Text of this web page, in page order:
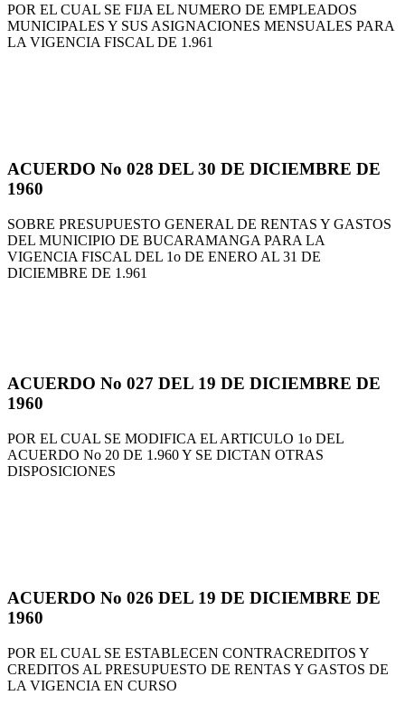
POR EL CUAL SE FIJA EL NUMERO DE EMPLEADOS
MUNICIPALES Y SUS ASIGNACIONES MENSUALES PARA
LA VIGENCIA FISCAL DE 1.961
ACUERDO No 028 DEL 30 DE DICIEMBRE DE
1960
SOBRE PRESUPUESTO GENERAL DE RENTAS Y GASTOS
DEL MUNICIPIO DE BUCARAMANGA PARA LA
VIGENCIA FISCAL DEL 1o DE ENERO AL 31 DE
DICIEMBRE DE 1.961
ACUERDO No 027 DEL 19 DE DICIEMBRE DE
1960
POR EL CUAL SE MODIFICA EL ARTICULO 1o DEL
ACUERDO No 20 DE 1.960 Y SE DICTAN OTRAS
DISPOSICIONES
ACUERDO No 026 DEL 19 DE DICIEMBRE DE
1960
POR EL CUAL SE ESTABLECEN CONTRACREDITOS Y
CREDITOS AL PRESUPUESTO DE RENTAS Y GASTOS DE
LA VIGENCIA EN CURSO